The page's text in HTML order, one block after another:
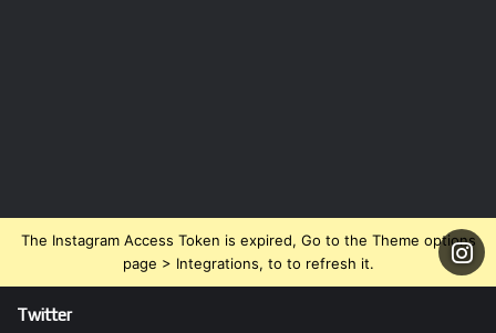
The Instagram Access Token is expired, Go to the Theme options
page > Integrations, to to refresh it.
Twitter